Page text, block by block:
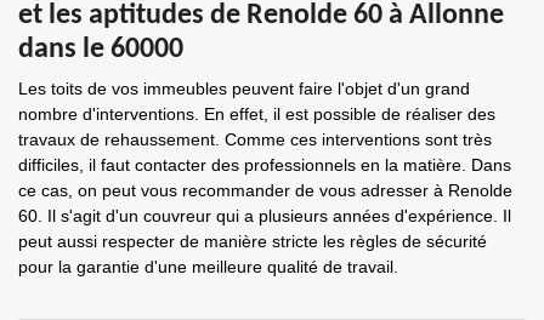
et les aptitudes de Renolde 60 à Allonne
dans le 60000
Les toits de vos immeubles peuvent faire l'objet d'un grand
nombre d'interventions. En effet, il est possible de réaliser des
travaux de rehaussement. Comme ces interventions sont très
difficiles, il faut contacter des professionnels en la matière. Dans
ce cas, on peut vous recommander de vous adresser à Renolde
60. Il s'agit d'un couvreur qui a plusieurs années d'expérience. Il
peut aussi respecter de manière stricte les règles de sécurité
pour la garantie d'une meilleure qualité de travail.